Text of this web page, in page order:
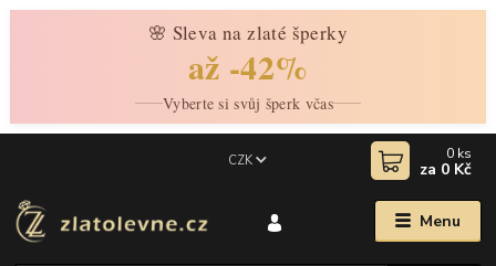
🌸 Sleva na zlaté šperky
až -42%
Vyberte si svůj šperk včas
Menu
CZK 0 ks
za 0 Kč